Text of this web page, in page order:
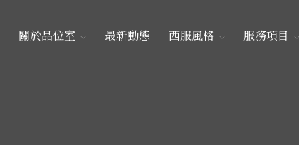
關於品位室 最新動態 西服風格 服務項目